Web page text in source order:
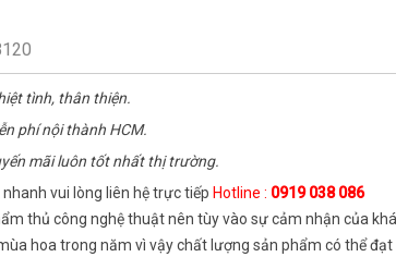
tình, thân thiện.
phí nội thành HCM.
mãi luôn tốt nhất thị trường.
nhanh vui lòng liên hệ trực tiếp Hotline : 0919 038 086
thủ công nghệ thuật nên tùy vào sự cảm nhận của
hoa trong năm vì vậy chất lượng sản phẩm có thể đạt